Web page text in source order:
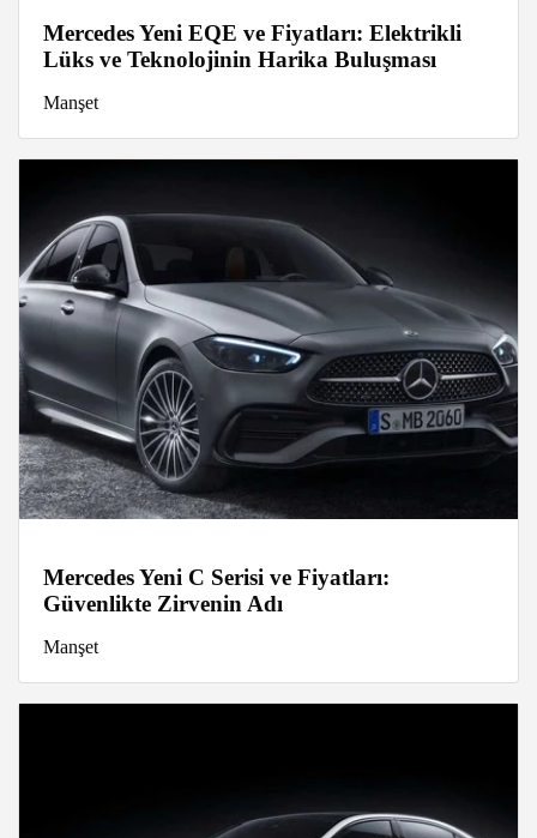
Mercedes Yeni EQE ve Fiyatları: Elektrikli
Lüks ve Teknolojinin Harika Buluşması
Manşet
Mercedes Yeni C Serisi ve Fiyatları:
Güvenlikte Zirvenin Adı
Manşet